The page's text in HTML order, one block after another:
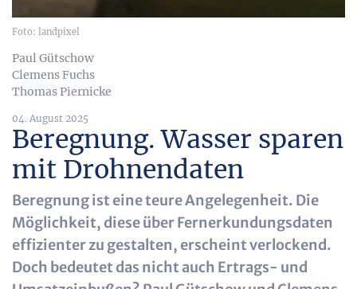
Foto: landpixel
Paul Gütschow
Clemens Fuchs
Thomas Piernicke
04. August 2025
Beregnung. Wasser sparen
mit Drohnendaten
Beregnung ist eine teure Angelegenheit. Die
Möglichkeit, diese über Fernerkundungsdaten
effizienter zu gestalten, erscheint verlockend.
Doch bedeutet das nicht auch Ertrags- und